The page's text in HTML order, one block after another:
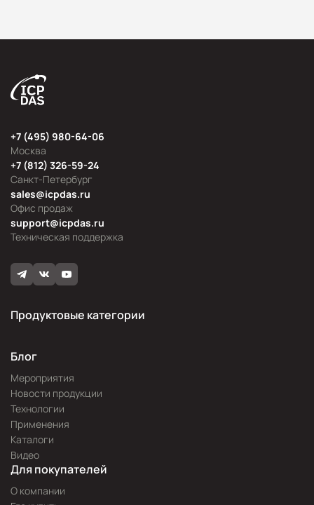
Москва
+7 (495) 980-64-06
Офис продаж
sales@icpdas.ru
Санкт-Петербург
+7 (812) 326-59-24
Техническая поддержка
support@icpdas.ru
Продуктовые категории
Блог
Мероприятия
Новости продукции
Технологии
Применения
Каталоги
Видео
Для покупателей
О компании